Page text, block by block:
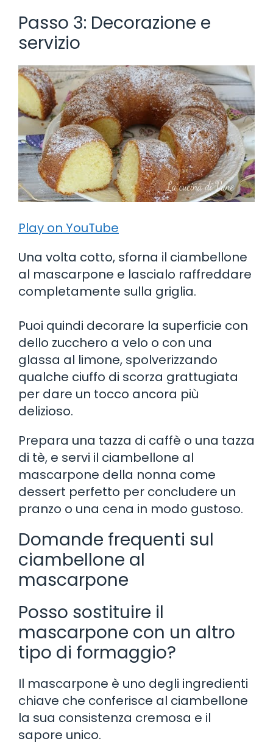
Passo 3: Decorazione e
servizio
Play on YouTube
Una volta cotto, sforna il ciambellone
al mascarpone e lascialo raffreddare
completamente sulla griglia.
Puoi quindi decorare la superficie con
dello zucchero a velo o con una
glassa al limone, spolverizzando
qualche ciuffo di scorza grattugiata
per dare un tocco ancora più
delizioso.
Prepara una tazza di caffè o una tazza
di tè, e servi il ciambellone al
mascarpone della nonna come
dessert perfetto per concludere un
pranzo o una cena in modo gustoso.
Domande frequenti sul
ciambellone al
mascarpone
Posso sostituire il
mascarpone con un altro
tipo di formaggio?
Il mascarpone è uno degli ingredienti
chiave che conferisce al ciambellone
la sua consistenza cremosa e il
sapore unico.